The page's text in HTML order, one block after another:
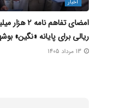
اخبار
امضای تفاهم‌ نامه ۲
ریالی برای پایانه «نگین»
13 مرداد 1405